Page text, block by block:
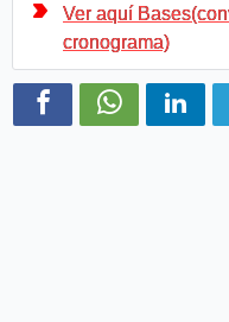
Ver aquí
cronograma)